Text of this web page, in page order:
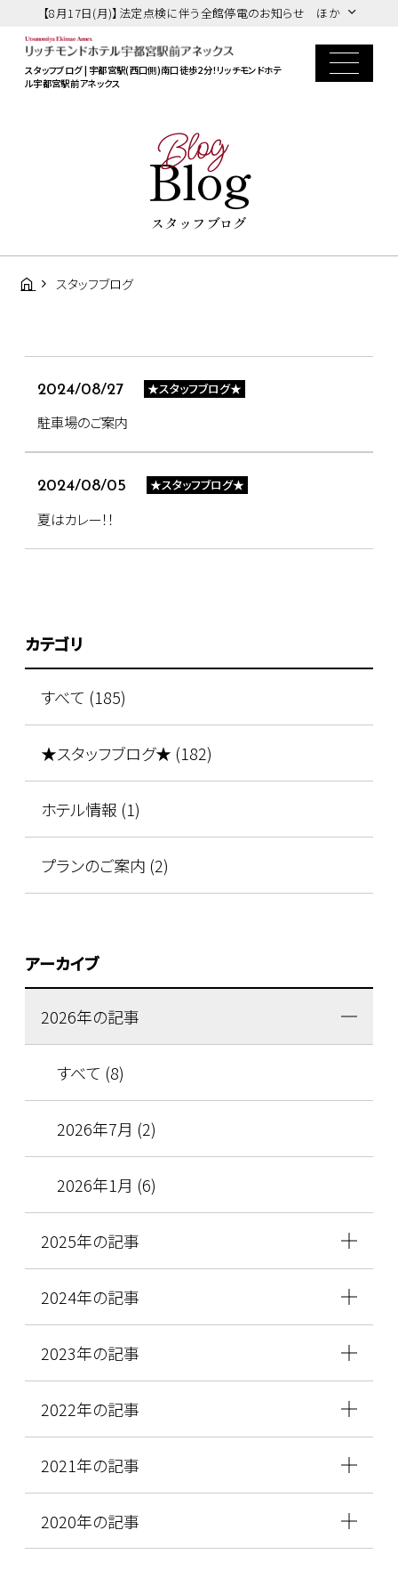
【8月17日(月)】法定点検に伴う全館停電のお知らせ ほか
スタッフブログ | 宇都宮駅(西口側)南口徒歩2分！リッチモンドホテ
ル宇都宮駅前アネックス
Blog
Blog
スタッフブログ
スタッフブログ
2024/08/27 ★スタッフブログ★
駐車場のご案内
2024/08/05 ★スタッフブログ★
夏はカレー！！
カテゴリ
すべて (185)
★スタッフブログ★ (182)
ホテル情報 (1)
プランのご案内 (2)
アーカイブ
2026年の記事
すべて (8)
2026年7月 (2)
2026年1月 (6)
2025年の記事
2024年の記事
2023年の記事
2022年の記事
2021年の記事
2020年の記事